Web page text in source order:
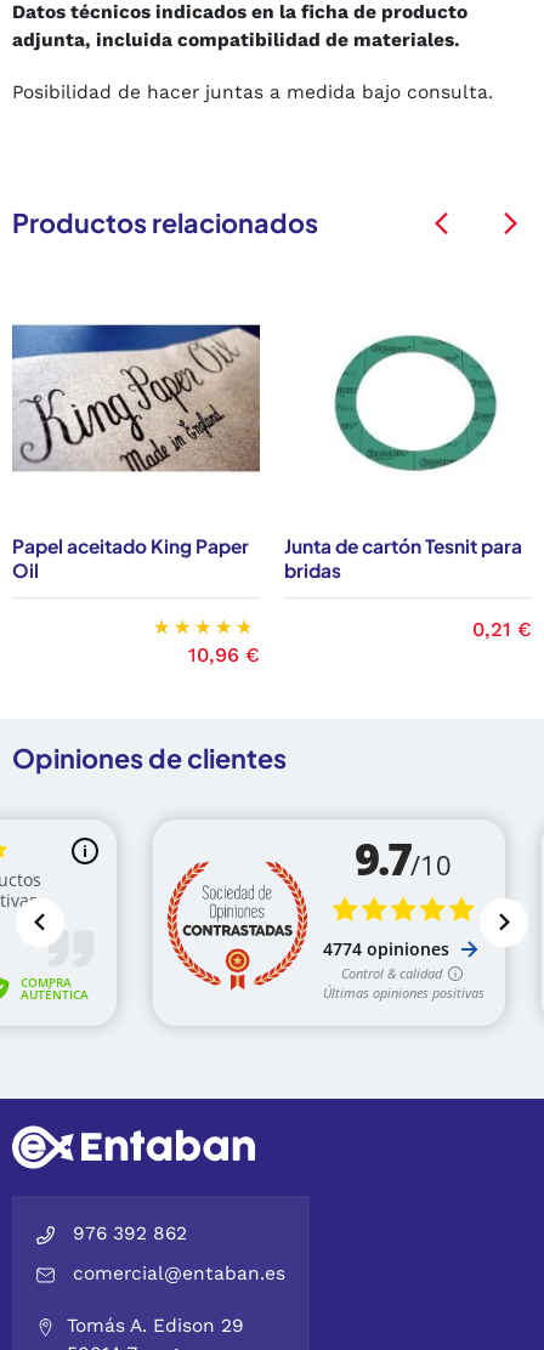
Datos técnicos indicados en la ficha de producto
adjunta, incluida compatibilidad de materiales.
Posibilidad de hacer juntas a medida bajo consulta.
Productos relacionados
Papel aceitado King Paper
Oil
Precio
10,96 €
Junta de cartón Tesnit para
bridas
Precio
0,21 €
arrow_back_ios arrow_back_ios
Opiniones de clientes
976 392 862
comercial@entaban.es
Tomás A. Edison 29